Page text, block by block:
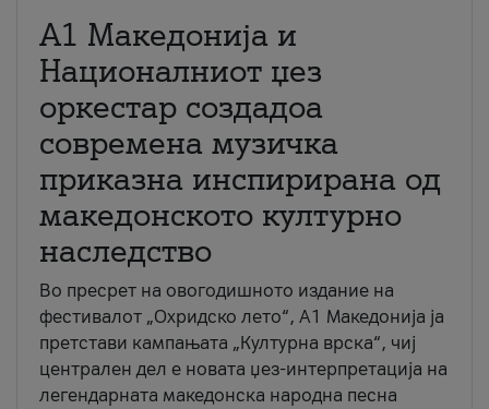
А1 Македонија и
Националниот џез
оркестар создадоа
современа музичка
приказна инспирирана од
македонското културно
наследство
Во пресрет на овогодишното издание на
фестивалот „Охридско лето“, А1 Македонија ја
претстави кампањата „Културна врска“, чиј
централен дел е новата џез-интерпретација на
легендарната македонска народна песна